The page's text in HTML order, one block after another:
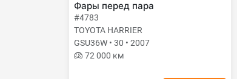
Фары перед пара
#4783
TOYOTA HARRIER
GSU36W • 30 • 2007
72 000 км